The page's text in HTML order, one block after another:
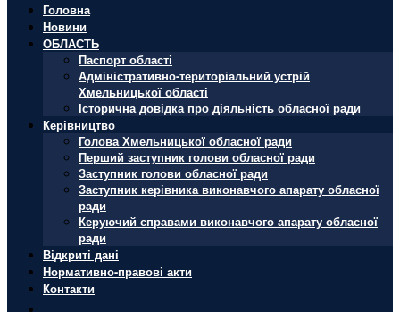
Головна
Новини
ОБЛАСТЬ
Паспорт області
Адміністративно-територіальний устрій
Хмельницької області
Історична довідка про діяльність обласної ради
Керівництво
Голова Хмельницької обласної ради
Перший заступник голови обласної ради
Заступник голови обласної ради
Заступник керівника виконавчого апарату обласної
ради
Керуючий справами виконавчого апарату обласної
ради
Відкриті дані
Нормативно-правові акти
Контакти